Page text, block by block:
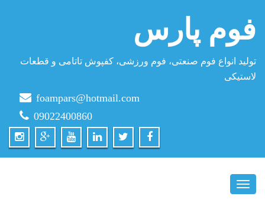
فوم پارس
تولید انواع فوم صنعتی، فوم ورزشی، کفپوش تاتامی و قطعات
لاستیکی
foampars@hotmail.com
09022400860
Toggle
navigation